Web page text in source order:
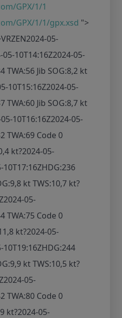
GPX/1/1
GPX/1/1/gpx.xsd ">
VRZEN2024-05-
05-10T14:16Z2024-05-
TWA:56 Jib SOG:8,2 kt
10T15:16Z2024-05-
TWA:60 Jib SOG:8,7 kt
10T16:16Z2024-05-
TWA:69 Code 0
kt?2024-05-
10T17:16ZHDG:236
kt TWS:10,7 kt?
2024-05-
TWA:75 Code 0
kt?2024-05-
10T19:16ZHDG:244
kt TWS:10,5 kt?
2024-05-
TWA:80 Code 0
kt?2024-05-